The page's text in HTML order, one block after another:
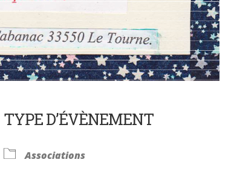
TYPE D’ÉVÈNEMENT
Associations